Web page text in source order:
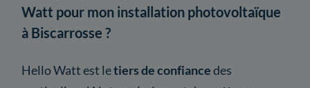
Watt pour mon installation photovoltaïque
à Biscarrosse ?
Hello Watt est letiers de confiancedes